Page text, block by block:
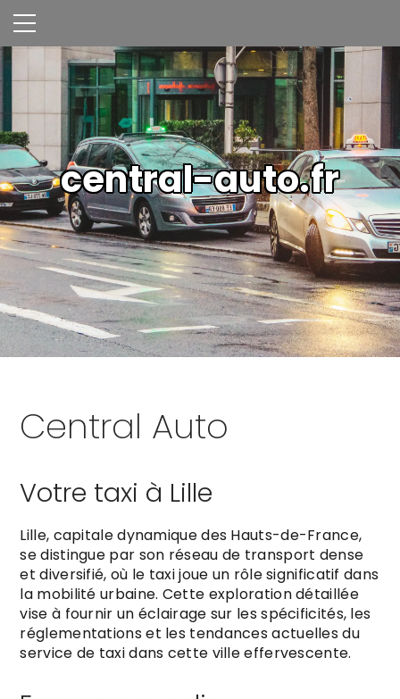
central-auto.fr
Central Auto
Votre taxi à Lille
Lille, capitale dynamique des Hauts-de-France,
se distingue par son réseau de transport dense
et diversifié, où le taxi joue un rôle significatif dans
la mobilité urbaine. Cette exploration détaillée
vise à fournir un éclairage sur les spécificités, les
réglementations et les tendances actuelles du
service de taxi dans cette ville effervescente.